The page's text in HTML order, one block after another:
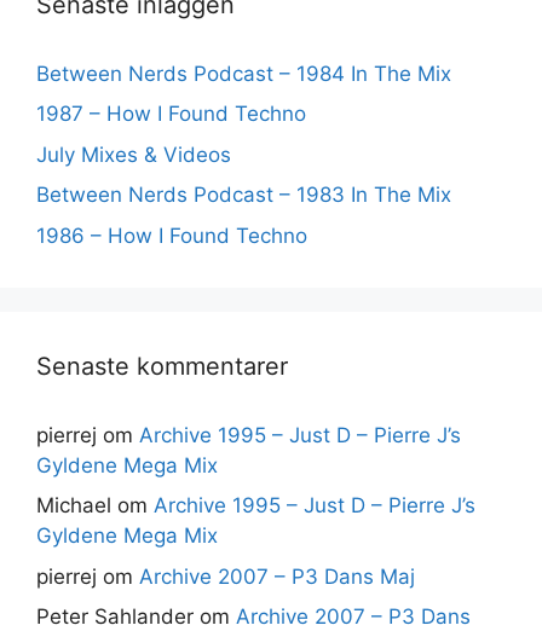
Between Nerds Podcast – 1984 In The Mix
1987 – How I Found Techno
July Mixes & Videos
Between Nerds Podcast – 1983 In The Mix
1986 – How I Found Techno
Senaste kommentarer
pierrej om Archive 1995 – Just D – Pierre J’s
Gyldene Mega Mix
Michael om Archive 1995 – Just D – Pierre J’s
Gyldene Mega Mix
pierrej om Archive 2007 – P3 Dans Maj
Peter Sahlander om Archive 2007 – P3 Dans